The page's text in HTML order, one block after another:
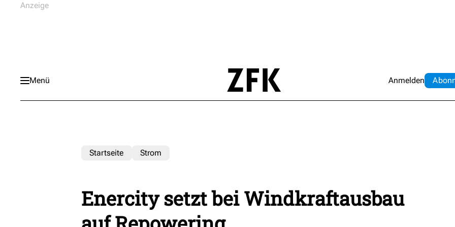
Menü Anmelden Abo
Startseite Strom
Enercity setzt bei Windkraftausbau